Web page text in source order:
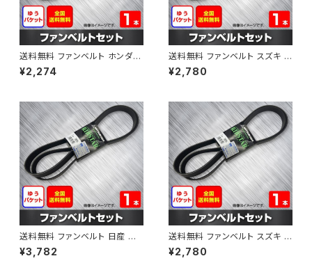
送料無料 ファンベルト ホンダ フ
ィット 型式GE6 H19.10～H25.
09 （国内トップメーカー） 1本 H
¥2,274
送料無料 ファンベルト スズキ ス
ペーシア 型式MK32S H25.03
～H30.02 （国内トップメーカ
¥2,780
送料無料 ファンベルト 日産 キ
ューブ 型式Z12 H20.11～H24.
10 （国内トップメーカー） 1本 H
¥3,782
送料無料 ファンベルト スズキ ワ
ゴンR 型式MH34S H24.09～
H29.02 （国内トップメーカー）
¥2,780